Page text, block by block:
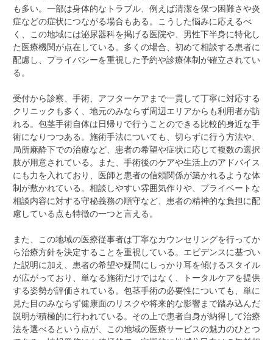
も多い。一部は身体的なトラブル、例えば清潔を保つ困難さや炎
症などの症状につながる場合もある。こうした悩みに応えるべ
く、この地域には泌尿器科を掲げる医院や、男性下半身に特化し
た医療機関が点在している。多くの場合、初めて相談する患者に
配慮し、プライバシーを重視した予約や診療体制が確立されてい
る。
受付から診察、手術、アフターケアまで一貫して丁寧に対応する
クリニックも多く、地元のみならず周辺エリアからも利用者が訪
れる。包茎手術自体は日帰りで行うことのできる比較的身近な手
術になりつつある。施術手法についても、切らずに行う方法や、
局所麻酔下での治療など、患者の希望や症状に応じて複数の選択
肢が用意されている。また、手術後のケアや生活上のアドバイス
にも力を入れており、医師と患者の信頼関係が築かれるような体
制が敷かれている。相談しやすい雰囲気作りや、プライベートな
相談内容に対する守秘義務の順守など、患者の精神的な負担に配
慮している点も特徴の一つと言える。
また、この地域の医療従事者は丁寧なカウンセリングを行ってか
ら治療方針を決定することを重視している。エビデンスに基づい
た説明に加え、患者の希望や疑問にしっかり耳を傾けるスタイル
が広がっており、単なる施術だけではなく、トータルケアを提供
する姿勢が評価されている。包茎手術の必要性についても、単に
見た目のみならず健康面のリスクや将来的な影響まで踏み込んだ
説明が積極的に行われている。その上で患者自身が納得して治療
法を選べるという点が、この地域の医療サービスの魅力のひとつ